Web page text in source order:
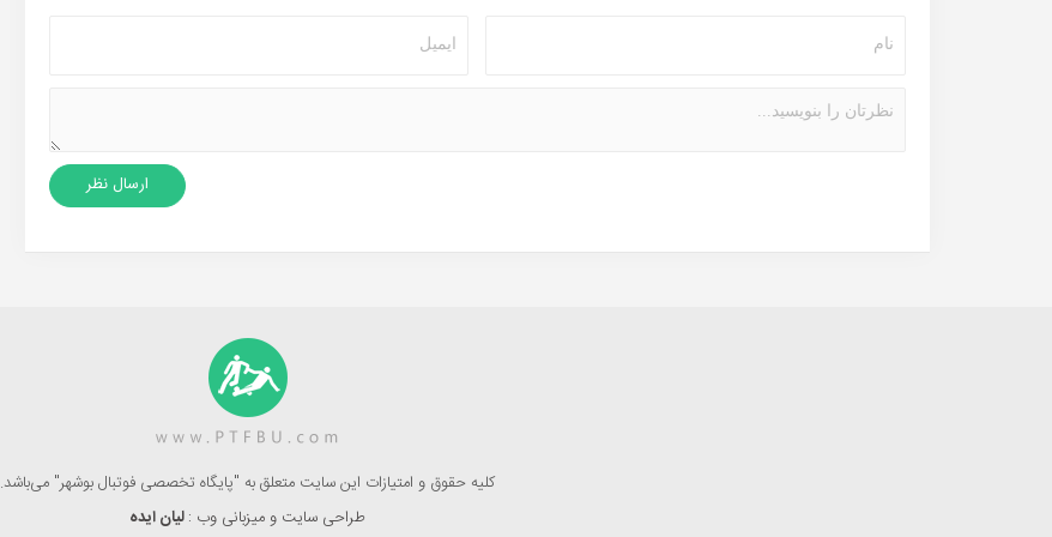
کلیه حقوق و امتیازات این سایت متعلق به "پایگاه تخصصی فوتبال بوشهر" می‌باشد.
طراحی سایت و میزبانی وب :لیان ایده